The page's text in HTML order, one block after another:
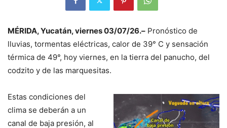
MÉRIDA, Yucatán, viernes 03/07/26.– Pronóstico de
lluvias, tormentas eléctricas, calor de 39° C y sensación
térmica de 49°, hoy viernes, en la tierra del panucho, del
codzito y de las marquesitas.
Estas condiciones del
clima se deberán a un
canal de baja presión, al